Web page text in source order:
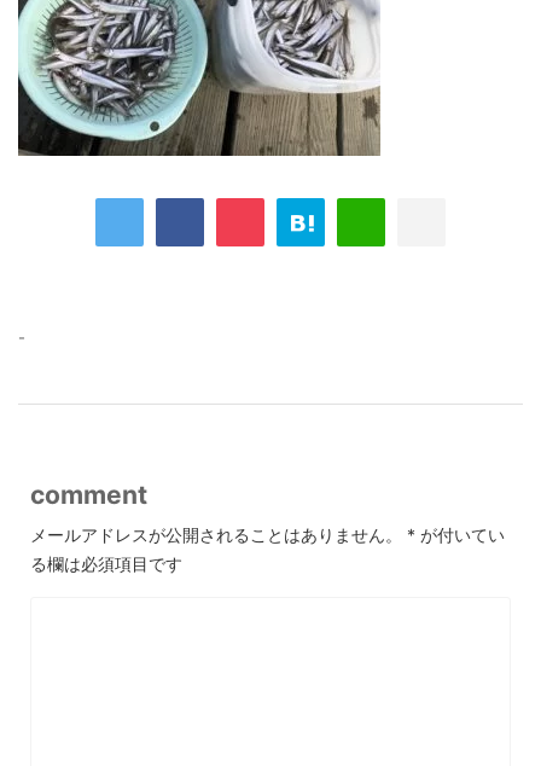
-
comment
メールアドレスが公開されることはありません。 * が付いてい
る欄は必須項目です